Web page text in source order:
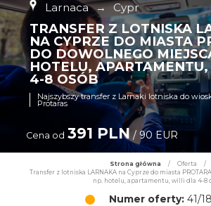
Larnaca → Cypr
TRANSFER Z LOTNISKA
NA CYPRZE DO MIASTA
DO DOWOLNEGO
HOTELU,
4-8 OSÓB
Najszybszy transfer z Larnaki lotniska do
Protaras
Cena od 391 PLN / 90 EUR
Strona główna / Oferta
/
Transfer z lotniska LARNAKA na Cyprze do miasta
np. hotelu, apartamentu, willi dla 4-8
Numer oferty: 41/